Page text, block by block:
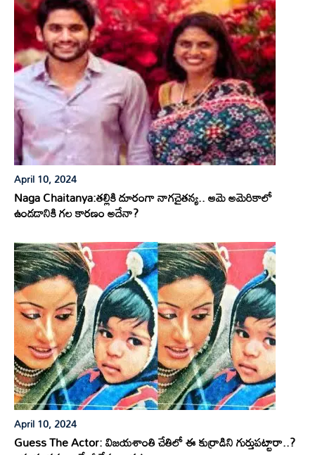
April 10, 2024
Naga Chaitanya:తల్లికి దూరంగా నాగచైతన్య.. ఆమె అమెరికాలో
ఉండడానికి గల కారణం అదేనా?
April 10, 2024
Guess The Actor: విజయశాంతి చేతిలో ఈ కుర్రాడిని గుర్తుపట్టారా..?